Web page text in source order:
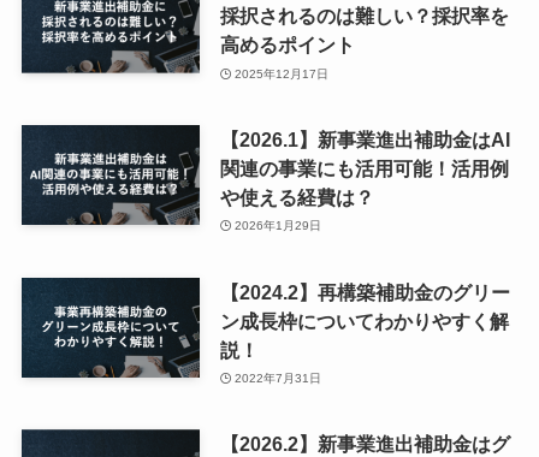
採択されるのは難しい？採択率を
高めるポイント
2025年12月17日
【2026.1】新事業進出補助金はAI
関連の事業にも活用可能！活用例
や使える経費は？
2026年1月29日
【2024.2】再構築補助金のグリー
ン成長枠についてわかりやすく解
説！
2022年7月31日
【2026.2】新事業進出補助金はグ